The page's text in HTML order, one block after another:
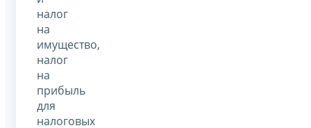
налог
на
имущество,
налог
на
прибыль
для
налоговых